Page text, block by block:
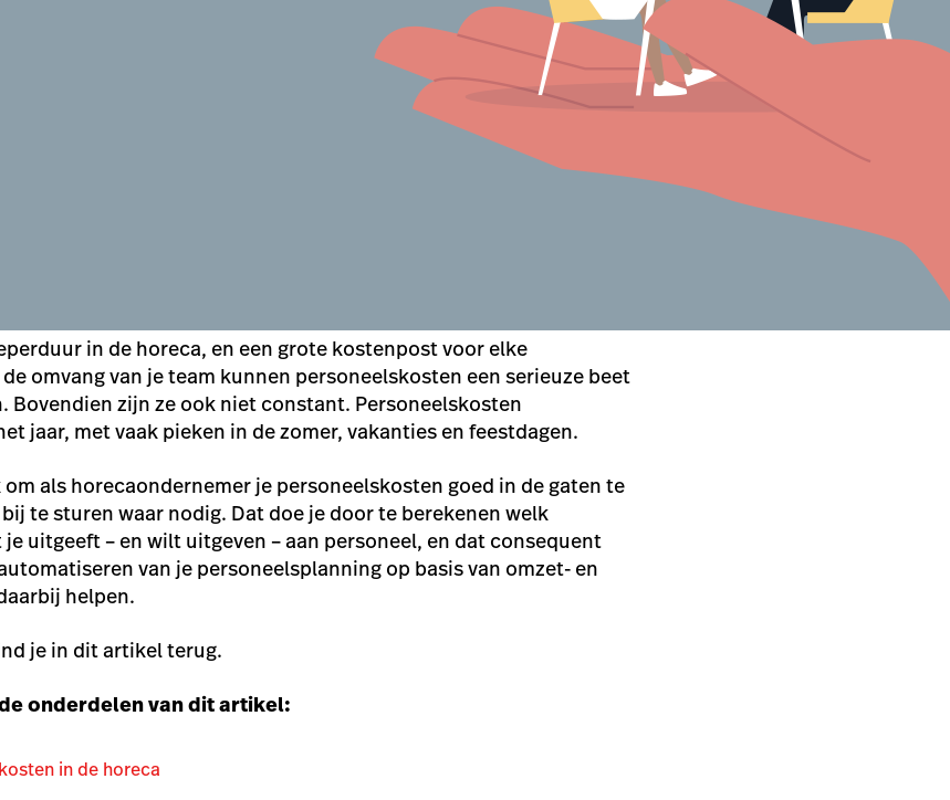
in de horeca, en een grote kostenpost voor elke
omvang van je team kunnen personeelskosten een serieuze beet
Bovendien zijn ze ook niet constant. Personeelskosten
jaar, met vaak pieken in de zomer, vakanties en feestdagen.
als horecaondernemer je personeelskosten goed in de gaten te
te sturen waar nodig. Dat doe je door te berekenen welk
uitgeeft – en wilt uitgeven – aan personeel, en dat consequent
van je personeelsplanning op basis van omzet- en
helpen.
je in dit artikel terug.
onderdelen van dit artikel:
in de horeca